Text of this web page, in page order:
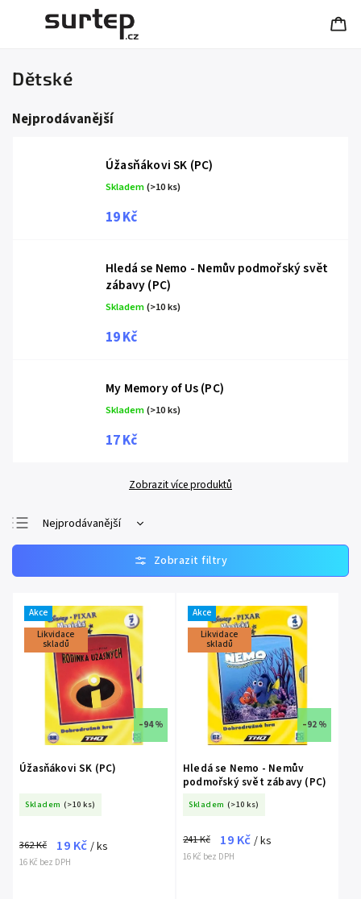
Dětské
Nejprodávanější
Úžasňákovi SK (PC)
Skladem(>10 ks)
19 Kč
Hledá se Nemo - Nemův podmořský svět
zábavy (PC)
Skladem(>10 ks)
19 Kč
My Memory of Us (PC)
Skladem(>10 ks)
17 Kč
Zobrazit více produktů
Nejprodávanější
Nejlevnější
Nejdražší
Akce
Likvidace
skladů
–94 %
Úžasňákovi SK (PC)
Skladem (>10 ks)
16 Kč bez DPH
362 Kč 19 Kč / ks
Akce
Likvidace
skladů
–92 %
Hledá se Nemo - Nemův
podmořský svět zábavy (PC)
Skladem (>10 ks)
16 Kč bez DPH
241 Kč 19 Kč / ks